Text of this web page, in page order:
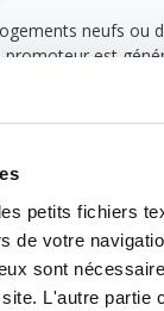
petits fichiers
de votre
sont
L'autre partie
neufs ou
est
initial du
location,
mais ce
fois installé,
souvent à la